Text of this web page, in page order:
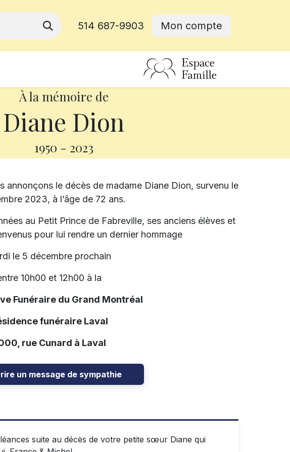
514 687-9903 Mon compte
À la mémoire de
Diane Dion
1950 - 2023
annonçons le décès de madame Diane Dion, survenu le
2023, à l’âge de 72 ans.
au Petit Prince de Fabreville, ses anciens élèves et
pour lui rendre un dernier hommage
le 5 décembre prochain
10h00 et 12h00 à la
Funéraire du Grand Montréal
funéraire Laval
rue Cunard à Laval
un message de sympathie
suite au décès de votre petite sœur Diane qui